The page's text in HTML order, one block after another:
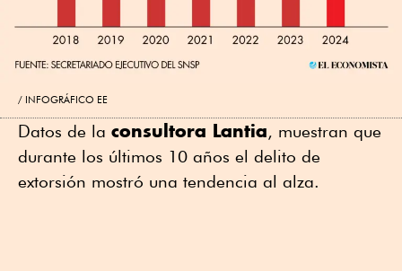
INFOGRÁFICO EE
Datos de la consultora Lantia, muestran que
durante los últimos 10 años el delito de
extorsión mostró una tendencia al alza.